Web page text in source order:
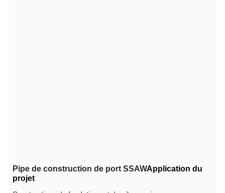
Pipe de construction de port SSAWApplication du
projet